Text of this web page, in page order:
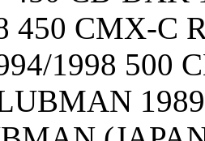
450 CMX-C
1998 500